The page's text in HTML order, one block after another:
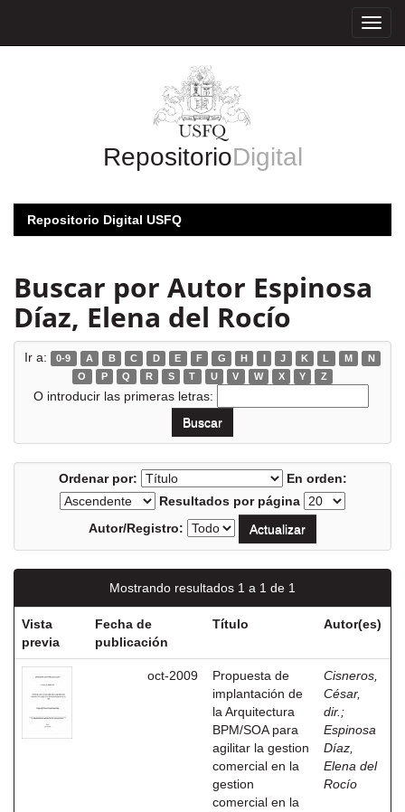
RepositorioDigital
Repositorio Digital USFQ
Buscar por Autor Espinosa
Díaz, Elena del Rocío
Ir a: 0-9 A B C D E F G H I J K L M
N
O
P Q R S T U V W X Y Z
O introducir las primeras letras:
Ordenar por:
En orden:
Resultados por página
Autor/Registro:
Mostrando resultados 1 a 1 de 1
Vista
previa
Fecha de
publicación
Título Autor(es)
oct-2009
Propuesta de
implantación de
la Arquitectura
BPM/SOA para
agilitar la gestion
comercial en la
gestion
comercial en la
Cisneros,
César,
dir. ;
Espinosa
Díaz,
Elena del
Rocío